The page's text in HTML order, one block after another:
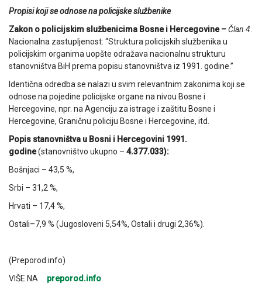
Propisi koji se odnose na policijske službenike
Zakon o policijskim službenicima Bosne i Hercegovine –Član 4.
Nacionalna zastupljenost: “Struktura policijskih službenika u
policijskim organima uopšte odražava nacionalnu strukturu
stanovništva BiH prema popisu stanovništva iz 1991. godine.”
Identična odredba se nalazi u svim relevantnim zakonima koji se
odnose na pojedine policijske organe na nivou Bosne i
Hercegovine, npr. na Agenciju za istrage i zaštitu Bosne i
Hercegovine, Graničnu policiju Bosne i Hercegovine, itd.
Popis stanovništva u Bosni i Hercegovini 1991.
godine(stanovništvo ukupno – 4.377.033):
Bošnjaci – 43,5 %,
Srbi – 31,2 %,
Hrvati – 17,4 %,
Ostali–7,9 % (Jugosloveni 5,54%, Ostali i drugi 2,36%).
(Preporod.info)
VIŠE NA preporod.info